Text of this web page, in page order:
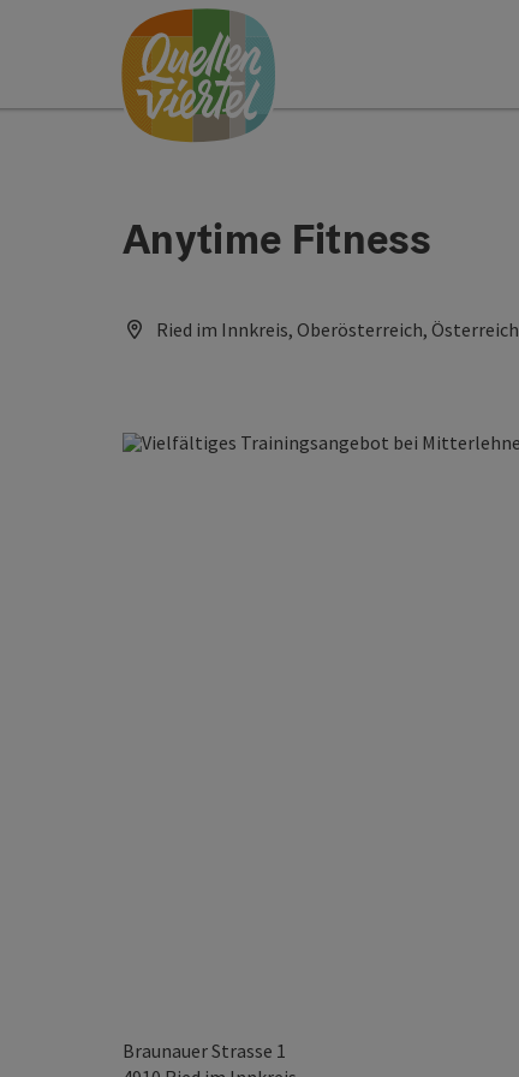
Zum InhaltAccesskey
[0]
Zur NavigationAccesskey
Zum Seitenanfang Accesskey
Anytime Fitness
Ried im Innkreis, Oberösterreich, Österreich
Braunauer Strasse 1